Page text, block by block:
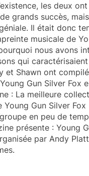
les deux
grands succès,
Il était donc
musicale de
nous avons
qui
et Shawn ont compilé
Gun Silver Fox
: La meilleure
Young Gun Silver
en peu de
présente : Young
par Andy